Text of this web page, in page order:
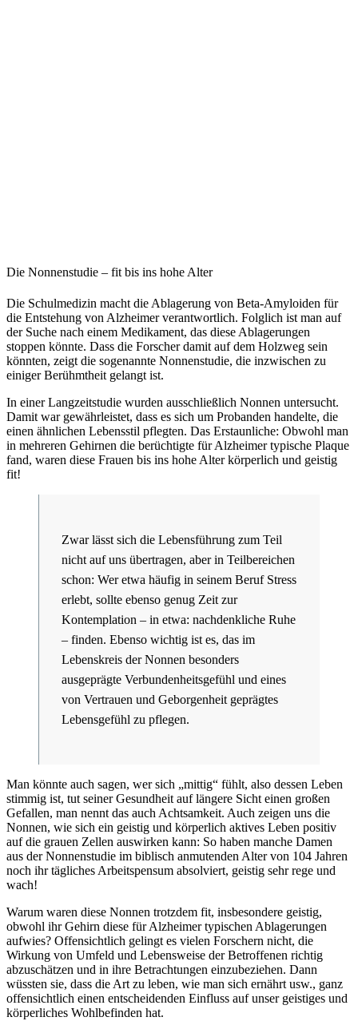
Die Nonnenstudie – fit bis ins hohe Alter
Die Schulmedizin macht die Ablagerung von Beta-Amyloiden für
die Entstehung von Alzheimer verantwortlich. Folglich ist man auf
der Suche nach einem Medikament, das diese Ablagerungen
stoppen könnte. Dass die Forscher damit auf dem Holzweg sein
könnten, zeigt die sogenannte Nonnenstudie, die inzwischen zu
einiger Berühmtheit gelangt ist.
In einer Langzeitstudie wurden ausschließlich Nonnen untersucht.
Damit war gewährleistet, dass es sich um Probanden handelte, die
einen ähnlichen Lebensstil pflegten. Das Erstaunliche: Obwohl man
in mehreren Gehirnen die berüchtigte für Alzheimer typische Plaque
fand, waren diese Frauen bis ins hohe Alter körperlich und geistig
fit!
Zwar lässt sich die Lebensführung zum Teil
nicht auf uns übertragen, aber in Teilbereichen
schon: Wer etwa häufig in seinem Beruf Stress
erlebt, sollte ebenso genug Zeit zur
Kontemplation – in etwa: nachdenkliche Ruhe
– finden. Ebenso wichtig ist es, das im
Lebenskreis der Nonnen besonders
ausgeprägte Verbundenheitsgefühl und eines
von Vertrauen und Geborgenheit geprägtes
Lebensgefühl zu pflegen.
Man könnte auch sagen, wer sich „mittig“ fühlt, also dessen Leben
stimmig ist, tut seiner Gesundheit auf längere Sicht einen großen
Gefallen, man nennt das auch Achtsamkeit. Auch zeigen uns die
Nonnen, wie sich ein geistig und körperlich aktives Leben positiv
auf die grauen Zellen auswirken kann: So haben manche Damen
aus der Nonnenstudie im biblisch anmutenden Alter von 104 Jahren
noch ihr tägliches Arbeitspensum absolviert, geistig sehr rege und
wach!
Warum waren diese Nonnen trotzdem fit, insbesondere geistig,
obwohl ihr Gehirn diese für Alzheimer typischen Ablagerungen
aufwies? Offensichtlich gelingt es vielen Forschern nicht, die
Wirkung von Umfeld und Lebensweise der Betroffenen richtig
abzuschätzen und in ihre Betrachtungen einzubeziehen. Dann
wüssten sie, dass die Art zu leben, wie man sich ernährt usw., ganz
offensichtlich einen entscheidenden Einfluss auf unser geistiges und
körperliches Wohlbefinden hat.